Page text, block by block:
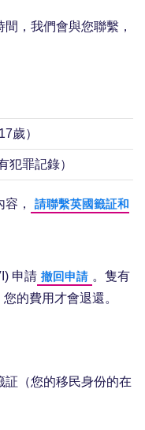
，我們會與您聯繫，
歲）
犯罪記錄）
，
請聯繫英國籤証和
申請 撤回申請 。隻有
的費用才會退還。
（您的移民身份的在